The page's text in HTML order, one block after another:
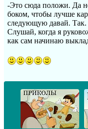
-Это сюда положи. Да
боком, чтобы лучше
следующую давай. Так.
Слушай, когда я
как сам начинаю